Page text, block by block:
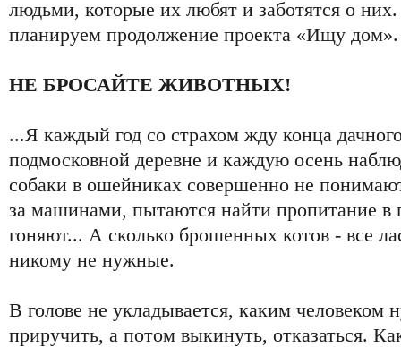
людьми, которые их любят и заботятся о
планируем продолжение проекта «Ищу дом».
НЕ БРОСАЙТЕ ЖИВОТНЫХ!
...Я каждый год со страхом жду конца
подмосковной деревне и каждую осень
собаки в ошейниках совершенно не
за машинами, пытаются найти пропитание в
гоняют... А сколько брошенных котов - все
никому не нужные.
В голове не укладывается, каким человеком
приручить, а потом выкинуть, отказаться.